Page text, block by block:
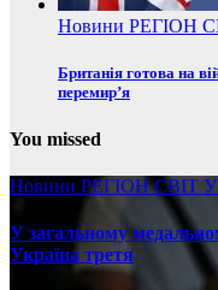
Новини РЕГІОН
Британія готова на
перемир’я
You missed
Новини РЕГІОНСВІТ
У загальному
Україна третя